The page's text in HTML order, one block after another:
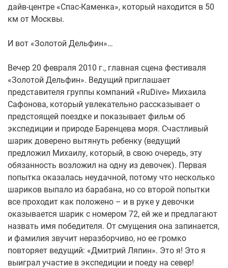
дайв-центре «Спас-Каменка», который находится в 50
км от Москвы.
И вот «Золотой Дельфин»…
Вечер 20 февраля 2010 г., главная сцена фестиваля
«Золотой Дельфин». Ведущий приглашает
представителя группы компаний «RuDive» Михаила
Сафонова, который увлекательно рассказывает о
предстоящей поездке и показывает фильм об
экспедиции и природе Баренцева моря. Счастливый
шарик доверено вытянуть ребенку (ведущий
предложил Михаилу, который, в свою очередь, эту
обязанность возложил на одну из девочек). Первая
попытка оказалась неудачной, потому что несколько
шариков выпало из барабана, но со второй попытки
все проходит как положено – и в руке у девочки
оказывается шарик с номером 72, ей же и предлагают
назвать имя победителя. От смущения она запинается,
и фамилия звучит неразборчиво, но ее громко
повторяет ведущий: «Дмитрий Ляпин». Это я! Это я
выиграл участие в экспедиции и поеду на север!